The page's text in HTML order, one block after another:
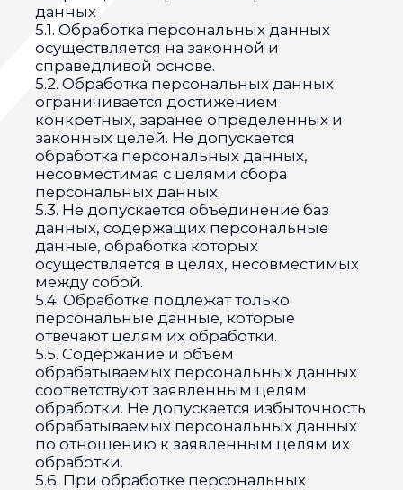
7.6. Осуществляется обработка
персональных данных, доступ
неограниченного круга лиц к которым
предоставлен субъектом персональных
данных либо по его просьбе (далее —
общедоступные персональные данные).
7.7. Осуществляется обработка
персональных данных, подлежащих
опубликованию или обязательному
раскрытию в соответствии с
федеральным законом.
8. Порядок сбора, хранения, передачи и
других видов обработки персональных
данных
Безопасность персональных данных,
которые обрабатываются Оператором,
обеспечивается путем реализации
правовых, организационных и
технических мер, необходимых для
выполнения в полном объеме
требований действующего
законодательства в области защиты
персональных данных.
8.1. Оператор обеспечивает сохранность
персональных данных и принимает все
возможные меры, исключающие доступ
к персональным данным
неуполномоченных лиц.
8.2. Персональные данные Пользователя
никогда, ни при каких условиях не будут
переданы третьим лицам, за
исключением случаев, связанных с
исполнением действующего
законодательства либо в случае, если
субъектом персональных данных дано
согласие Оператору на передачу данных
третьему лицу для исполнения
обязательств по гражданско-правовому